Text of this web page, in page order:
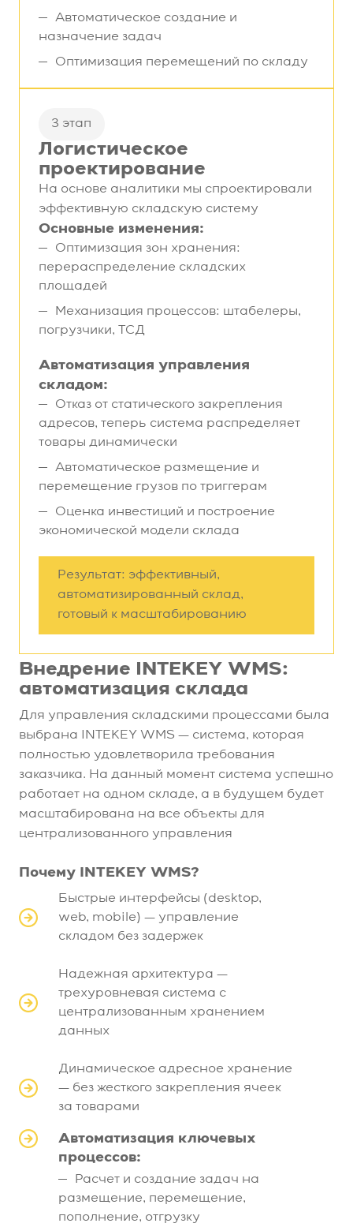
Автоматическое создание и
назначение задач
Оптимизация перемещений по складу
3 этап
Логистическое
проектирование
На основе аналитики мы спроектировали
эффективную складскую систему
Основные изменения:
Оптимизация зон хранения:
перераспределение складских
площадей
Механизация процессов: штабелеры,
погрузчики, ТСД
Автоматизация управления
складом:
Отказ от статического закрепления
адресов, теперь система распределяет
товары динамически
Автоматическое размещение и
перемещение грузов по триггерам
Оценка инвестиций и построение
экономической модели склада
Результат: эффективный,
автоматизированный склад,
готовый к масштабированию
Внедрение INTEKEY WMS:
автоматизация склада
Для управления складскими процессами была
выбрана INTEKEY WMS — система, которая
полностью удовлетворила требования
заказчика. На данный момент система успешно
работает на одном складе, а в будущем будет
масштабирована на все объекты для
централизованного управления
Почему INTEKEY WMS?
Быстрые интерфейсы (desktop,
web, mobile) — управление
складом без задержек
Надежная архитектура —
трехуровневая система с
централизованным хранением
данных
Динамическое адресное хранение
— без жесткого закрепления ячеек
за товарами
Автоматизация ключевых
процессов:
Расчет и создание задач на
размещение, перемещение,
пополнение, отгрузку